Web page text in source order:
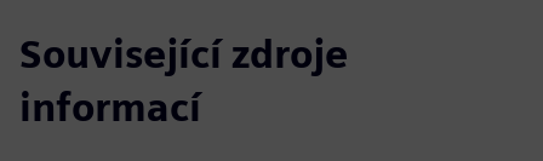
Související zdroje
informací